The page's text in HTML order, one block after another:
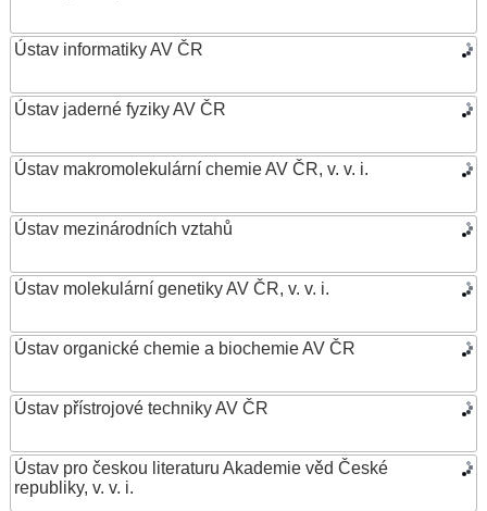
Ústav informatiky AV ČR
Ústav jaderné fyziky AV ČR
Ústav makromolekulární chemie AV ČR, v. v. i.
Ústav mezinárodních vztahů
Ústav molekulární genetiky AV ČR, v. v. i.
Ústav organické chemie a biochemie AV ČR
Ústav přístrojové techniky AV ČR
Ústav pro českou literaturu Akademie věd České
republiky, v. v. i.